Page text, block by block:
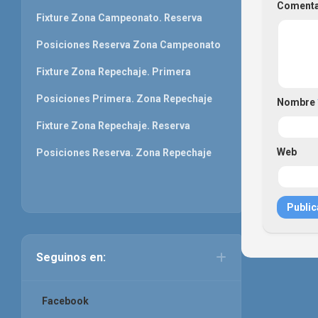
Nombre
Web
Fixture Zona Campeonato. Reserva
Posiciones Reserva Zona Campeonato
Fixture Zona Repechaje. Primera
Posiciones Primera. Zona Repechaje
Fixture Zona Repechaje. Reserva
Posiciones Reserva. Zona Repechaje
Seguinos en:
Facebook